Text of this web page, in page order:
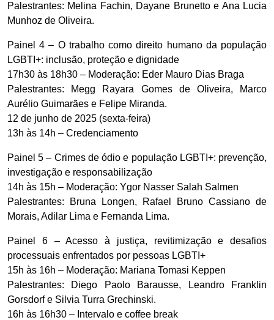
Palestrantes: Melina Fachin, Dayane Brunetto e Ana Lucia
Munhoz de Oliveira.
Painel 4 – O trabalho como direito humano da população
LGBTI+: inclusão, proteção e dignidade
17h30 às 18h30 – Moderação: Eder Mauro Dias Braga
Palestrantes: Megg Rayara Gomes de Oliveira, Marco
Aurélio Guimarães e Felipe Miranda.
12 de junho de 2025 (sexta-feira)
13h às 14h – Credenciamento
Painel 5 – Crimes de ódio e população LGBTI+: prevenção,
investigação e responsabilização
14h às 15h – Moderação: Ygor Nasser Salah Salmen
Palestrantes: Bruna Longen, Rafael Bruno Cassiano de
Morais, Adilar Lima e Fernanda Lima.
Painel 6 – Acesso à justiça, revitimização e desafios
processuais enfrentados por pessoas LGBTI+
15h às 16h – Moderação: Mariana Tomasi Keppen
Palestrantes: Diego Paolo Barausse, Leandro Franklin
Gorsdorf e Silvia Turra Grechinski.
16h às 16h30 – Intervalo e coffee break